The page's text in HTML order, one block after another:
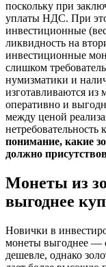
поскольку при
уплаты НДС. При
инвестиционные
ликвидность на
инвестиционные
слишком
нумизматики и
изготавливаются
оперативно и
между ценой
понимание, какие
должно
Монеты из
выгоднее
Новички в
монеты выгоднее —
дешевле, однако